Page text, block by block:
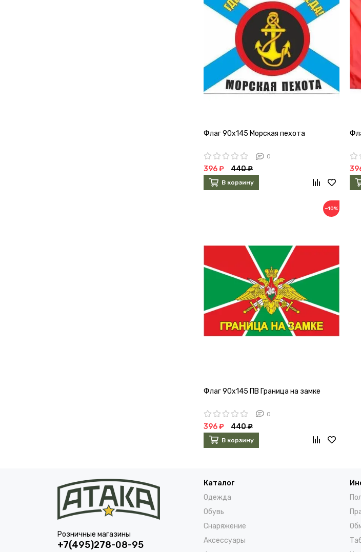
Флаг 90х145 Морская пехота
0
396 ₽ 440 ₽
В корзину
−10%
Флаг 90х145 ПВ Граница на замке
0
396 ₽ 440 ₽
В корзину
Розничные магазины
+7(495)278-08-95
Каталог
Одежда
Обувь
Снаряжение
Аксессуары